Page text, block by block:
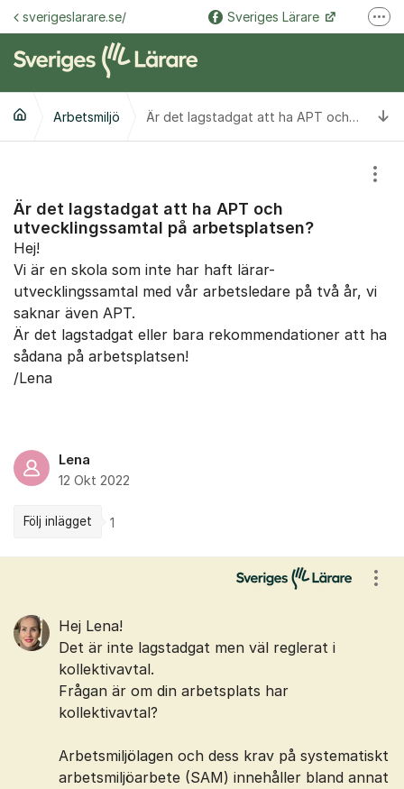
Hoppa till innehåll
sverigeslarare.se/ Sveriges Lärare
Arbetsmiljö Är det lagstadgat att ha APT och utvecklingssamtal på arbetsplatsen?
Är det lagstadgat att ha APT och
utvecklingssamtal på arbetsplatsen?
Hej!
Vi är en skola som inte har haft lärar-
utvecklingssamtal med vår arbetsledare på två år, vi
saknar även APT.
Är det lagstadgat eller bara rekommendationer att ha
sådana på arbetsplatsen!
/Lena
Lena
12 Okt 2022
Följ inlägget 1
Hej Lena!
Det är inte lagstadgat men väl reglerat i
kollektivavtal.
Frågan är om din arbetsplats har
kollektivavtal?
Arbetsmiljölagen och dess krav på systematiskt
arbetsmiljöarbete (SAM) innehåller bland annat